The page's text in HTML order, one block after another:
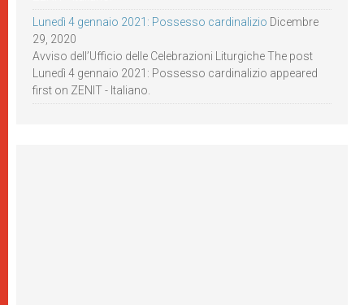
Lunedì 4 gennaio 2021: Possesso cardinalizio Dicembre
29, 2020
Avviso dell’Ufficio delle Celebrazioni Liturgiche The post
Lunedì 4 gennaio 2021: Possesso cardinalizio appeared
first on ZENIT - Italiano.